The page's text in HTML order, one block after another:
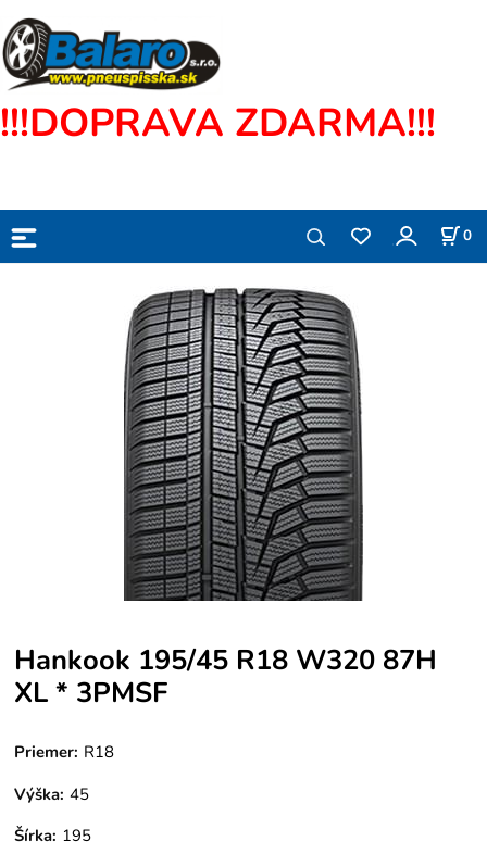
!!!DOPRAVA ZDARMA!!!
0
Hankook 195/45 R18 W320 87H
XL * 3PMSF
Priemer: R18
Výška: 45
Šírka: 195